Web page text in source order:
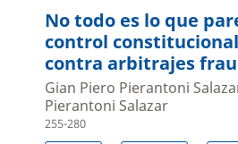
No todo es lo que
control
contra arbitrajes
Gian Piero Pierantoni
Pierantoni Salazar
255-280